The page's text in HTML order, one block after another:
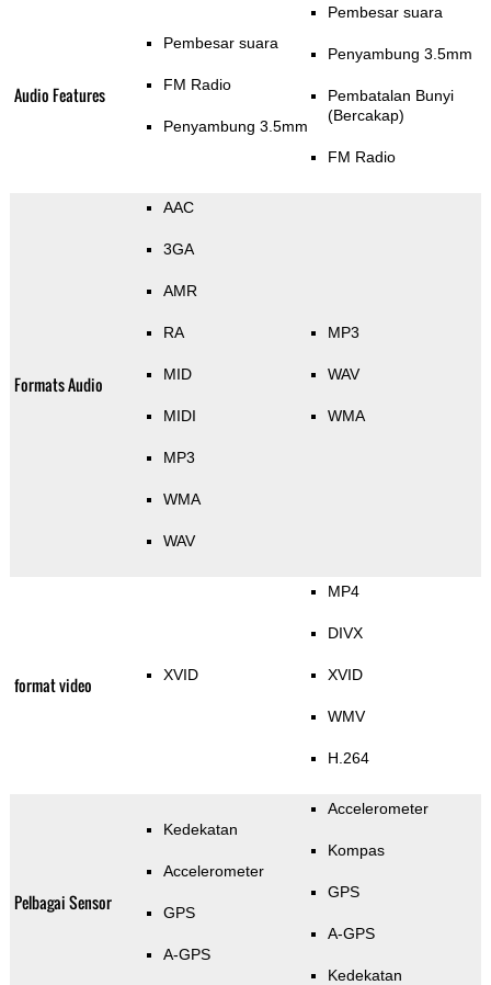
Audio Features
Pembesar suara
FM Radio
Penyambung 3.5mm
Pembesar suara
Penyambung 3.5mm
Pembatalan Bunyi
(Bercakap)
FM Radio
Formats Audio
AAC
3GA
AMR
RA
MID
MIDI
MP3
WMA
WAV
MP3
WAV
WMA
format video XVID
MP4
DIVX
XVID
WMV
H.264
Pelbagai Sensor
Kedekatan
Accelerometer
GPS
A-GPS
Accelerometer
Kompas
GPS
A-GPS
Kedekatan